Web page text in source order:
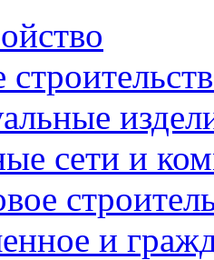
сети и
и